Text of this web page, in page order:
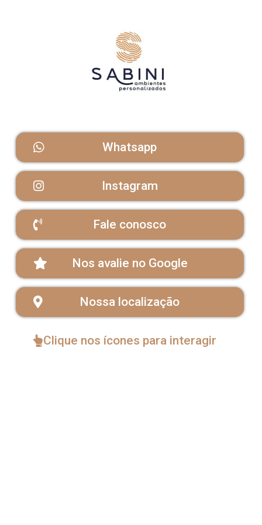
Whatsapp
Instagram
Fale conosco
Nos avalie no Google
Nossa localização
Clique nos ícones para interagir